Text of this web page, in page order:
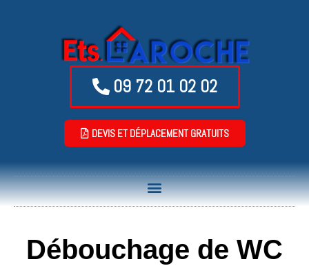
09 72 01 02 02
DEVIS ET DÉPLACEMENT GRATUITS
Débouchage de WC